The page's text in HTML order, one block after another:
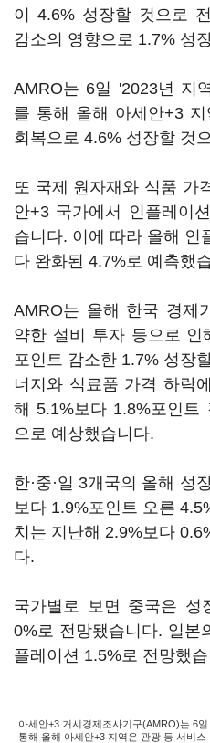
이 4.6% 성장할 것으로
감소의 영향으로 1.7% 성
AMRO는 6일 '2023년 지
를 통해 올해 아세안+3
회복으로 4.6% 성장할 것
또 국제 원자재와 식품 가
안+3 국가에서 인플레이
습니다. 이에 따라 올해 인
다 완화된 4.7%로 예측했
AMRO는 올해 한국 경제
약한 설비 투자 등으로
포인트 감소한 1.7% 성장
너지와 식료품 가격 하락
해 5.1%보다 1.8%포인트
으로 예상했습니다.
한·중·일 3개국의 올해 성
보다 1.9%포인트 오른
치는 지난해 2.9%보다
다.
국가별로 보면 중국은 성
0%로 전망됐습니다. 일본
플레이션 1.5%로 전망했
아세안+3 거시경제조사기구(AMRO)는 6
통해 올해 아세안+3 지역은 관광 등 서비